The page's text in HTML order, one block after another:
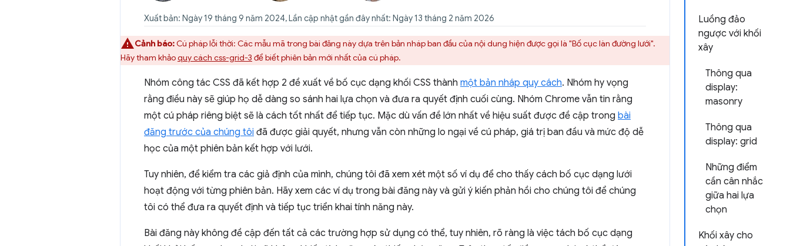
Luồng đảo
ngược với khối
xây
Thông qua
display:
masonry
Thông qua
display: grid
Những điểm
cần cân nhắc
giữa hai lựa
chọn
Khối xây cho
Xuất bản: Ngày 19 tháng 9 năm 2024, Lần cập nhật gần đây nhất: Ngày 13 tháng 2 năm 2026
Cảnh báo:Cú pháp lỗi thời: Các mẫu mã trong bài đăng này dựa trên bản nháp ban đầu của nội dung hiện được gọi là "Bố cục làn đường lưới".
Hãy tham khảoquy cách css-grid-3 để biết phiên bản mới nhất của cú pháp.
Nhóm công tác CSS đã kết hợp 2 đề xuất về bố cục dạng khối CSS thành một bản nháp quy cách. Nhóm hy vọng
rằng điều này sẽ giúp họ dễ dàng so sánh hai lựa chọn và đưa ra quyết định cuối cùng. Nhóm Chrome vẫn tin rằng
một cú pháp riêng biệt sẽ là cách tốt nhất để tiếp tục. Mặc dù vấn đề lớn nhất về hiệu suất được đề cập trong bài
đăng trước của chúng tôi đã được giải quyết, nhưng vẫn còn những lo ngại về cú pháp, giá trị ban đầu và mức độ dễ
học của một phiên bản kết hợp với lưới.
Tuy nhiên, để kiểm tra các giả định của mình, chúng tôi đã xem xét một số ví dụ để cho thấy cách bố cục dạng lưới
hoạt động với từng phiên bản. Hãy xem các ví dụ trong bài đăng này và gửi ý kiến phản hồi cho chúng tôi để chúng
tôi có thể đưa ra quyết định và tiếp tục triển khai tính năng này.
Bài đăng này không đề cập đến tất cả các trường hợp sử dụng có thể, tuy nhiên, rõ ràng là việc tách bố cục dạng